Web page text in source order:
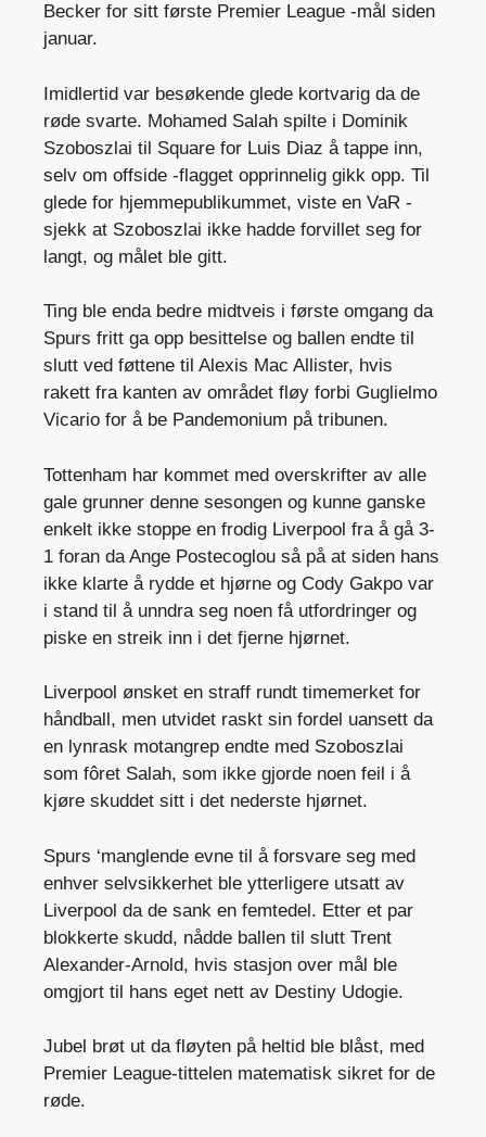
Becker for sitt første Premier League -mål siden
januar.
Imidlertid var besøkende glede kortvarig da de
røde svarte. Mohamed Salah spilte i Dominik
Szoboszlai til Square for Luis Diaz å tappe inn,
selv om offside -flagget opprinnelig gikk opp. Til
glede for hjemmepublikummet, viste en VaR -
sjekk at Szoboszlai ikke hadde forvillet seg for
langt, og målet ble gitt.
Ting ble enda bedre midtveis i første omgang da
Spurs fritt ga opp besittelse og ballen endte til
slutt ved føttene til Alexis Mac Allister, hvis
rakett fra kanten av området fløy forbi Guglielmo
Vicario for å be Pandemonium på tribunen.
Tottenham har kommet med overskrifter av alle
gale grunner denne sesongen og kunne ganske
enkelt ikke stoppe en frodig Liverpool fra å gå 3-
1 foran da Ange Postecoglou så på at siden hans
ikke klarte å rydde et hjørne og Cody Gakpo var
i stand til å unndra seg noen få utfordringer og
piske en streik inn i det fjerne hjørnet.
Liverpool ønsket en straff rundt timemerket for
håndball, men utvidet raskt sin fordel uansett da
en lynrask motangrep endte med Szoboszlai
som fôret Salah, som ikke gjorde noen feil i å
kjøre skuddet sitt i det nederste hjørnet.
Spurs ‘manglende evne til å forsvare seg med
enhver selvsikkerhet ble ytterligere utsatt av
Liverpool da de sank en femtedel. Etter et par
blokkerte skudd, nådde ballen til slutt Trent
Alexander-Arnold, hvis stasjon over mål ble
omgjort til hans eget nett av Destiny Udogie.
Jubel brøt ut da fløyten på heltid ble blåst, med
Premier League-tittelen matematisk sikret for de
røde.